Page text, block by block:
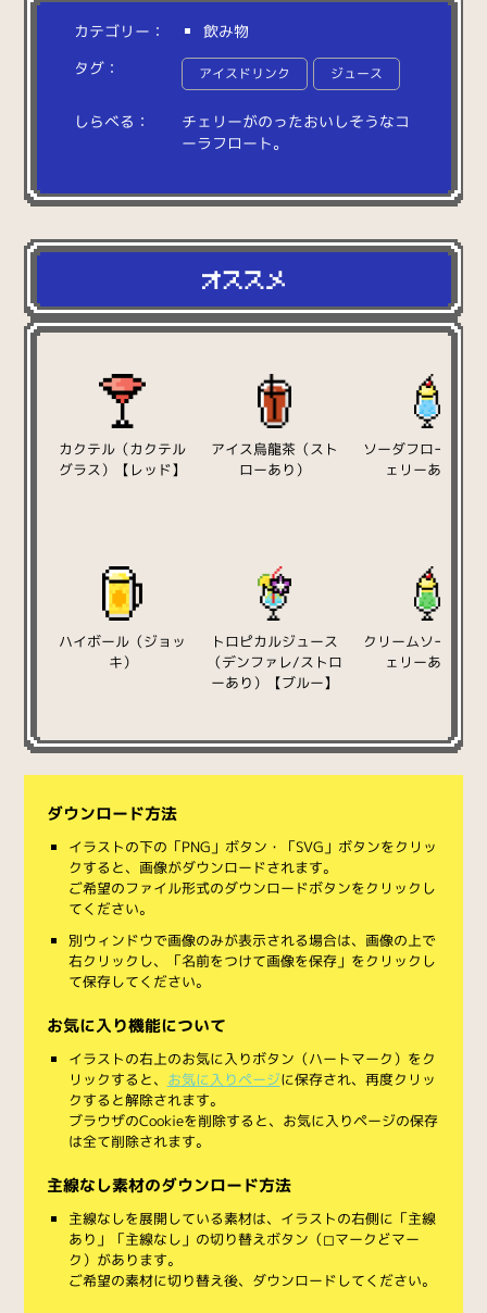
カテゴリー：
飲み物
タグ：
アイスドリンク ジュース
しらべる： チェ リ ーがのったおい しそうなコ
ーラ フ ロー ト。
カクテル（カクテル
グラス）【レッド】
アイス烏龍茶（スト
ローあり）
ソーダフロート（
ェリーあり）
ハイボール（ジョッ
キ）
トロピカルジュース
（デンファレ/ストロ
ーあり）【ブルー】
クリームソーダ（
ェリーあり）
ダウンロード方法
イラストの下の「PNG」ボタン・「SVG」ボタンをクリッ
クすると、画像がダウンロードされます。
ご希望のファイル形式のダウンロードボタンをクリックし
てください。
別ウィンドウで画像のみが表示される場合は、画像の上で
右クリックし、「名前をつけて画像を保存」をクリックし
て保存してください。
お気に入り機能について
イラストの右上のお気に入りボタン（ハートマーク）をク
リックすると、 お気に入りページに保存され、再度クリッ
クすると解除されます。
ブラウザのCookieを削除すると、お気に入りページの保存
は全て削除されます。
主線なし素材のダウンロード方法
主線なしを展開している素材は、イラストの右側に「主線
あり」「主線なし」の切り替えボタン（◻︎マークと◼︎マー
ク）があります。
ご希望の素材に切り替え後、ダウンロードしてください。